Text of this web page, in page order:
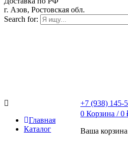
г. Азов, Ростовская обл.
Search for:
+7 (938) 145-
0 Корзина /0
Ваша корзина
Главная
Каталог